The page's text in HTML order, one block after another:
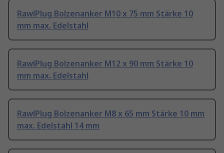
RawlPlug Bolzenanker M10 x 75 mm Stärke 10
mm max. Edelstahl
RawlPlug Bolzenanker M12 x 90 mm Stärke 10
mm max. Edelstahl
RawlPlug Bolzenanker M8 x 65 mm Stärke 10 mm
max. Edelstahl 14 mm